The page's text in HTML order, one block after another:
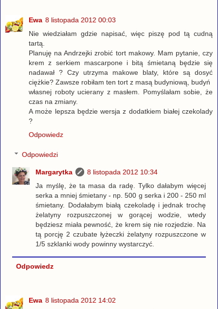
Ewa 8 listopada 2012 00:03
Nie wiedziałam gdzie napisać, więc piszę pod tą cudną
tartą.
Planuję na Andrzejki zrobić tort makowy. Mam pytanie, czy
krem z serkiem mascarpone i bitą śmietaną będzie się
nadawał ? Czy utrzyma makowe blaty, które są dosyć
ciężkie? Zawsze robiłam ten tort z masą budyniową, budyń
własnej roboty ucierany z masłem. Pomyślałam sobie, że
czas na zmiany.
A może lepsza będzie wersja z dodatkiem białej czekolady
?
Odpowiedz
Odpowiedzi
Margarytka
8 listopada 2012 10:34
Ja myślę, że ta masa da radę. Tylko dałabym więcej
serka a mniej śmietany - np. 500 g serka i 200 - 250 ml
śmietany. Dodałabym białą czekoladę i jednak trochę
żelatyny rozpuszczonej w gorącej wodzie, wtedy
będziesz miała pewność, że krem się nie rozjedzie. Na
tą porcję 2 czubate łyżeczki żelatyny rozpuszczone w
1/5 szklanki wody powinny wystarczyć.
Odpowiedz
Ewa 8 listopada 2012 14:02